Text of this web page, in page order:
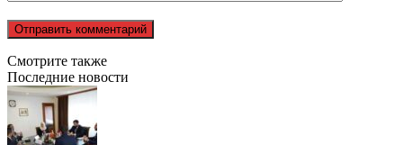
Смотрите также
Последние новости